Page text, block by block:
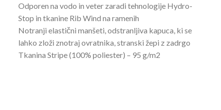
Odporen na vodo in veter zaradi tehnologije Hydro-
Stop in tkanine Rib Wind na ramenih
Notranji elastični manšeti, odstranljiva kapuca, ki se
lahko zloži znotraj ovratnika, stranski žepi z zadrgo
Tkanina Stripe (100% poliester) – 95 g/m2